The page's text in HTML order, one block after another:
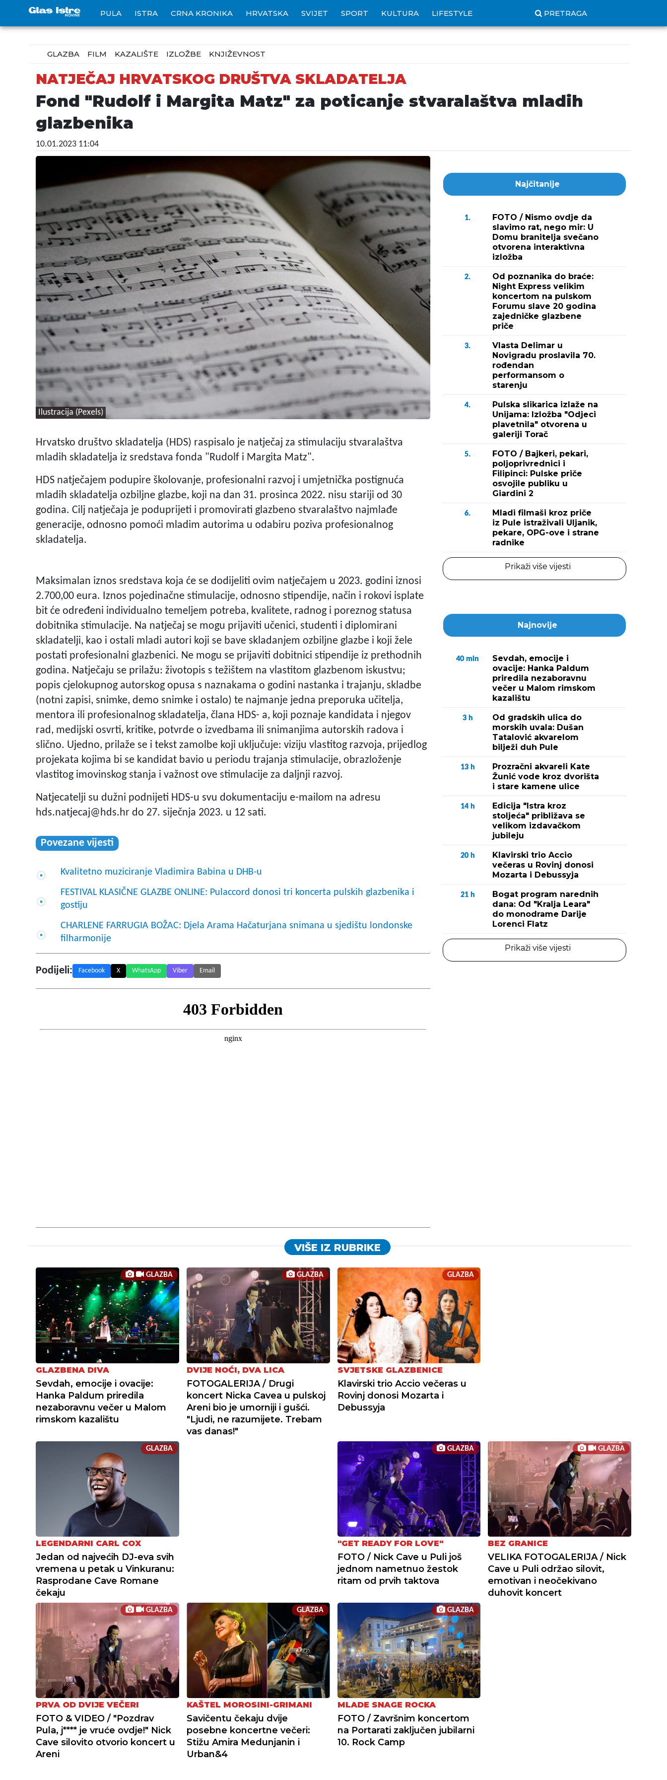
PULA ISTRA CRNA KRONIKA HRVATSKA SVIJET SPORT KULTURA LIFESTYLE PRETRAGA
GLAZBA FILM KAZALIŠTE IZLOŽBE KNJIŽEVNOST
NATJEČAJ HRVATSKOG DRUŠTVA SKLADATELJA
Fond "Rudolf i Margita Matz" za poticanje stvaralaštva mladih
glazbenika
10.01.2023 11:04
Ilustracija (Pexels)
Hrvatsko društvo skladatelja (HDS) raspisalo je natječaj za stimulaciju stvaralaštva
mladih skladatelja iz sredstava fonda "Rudolf i Margita Matz".
HDS natječajem podupire školovanje, profesionalni razvoj i umjetnička postignuća
mladih skladatelja ozbiljne glazbe, koji na dan 31. prosinca 2022. nisu stariji od 30
godina. Cilj natječaja je poduprijeti i promovirati glazbeno stvaralaštvo najmlađe
generacije, odnosno pomoći mladim autorima u odabiru poziva profesionalnog
skladatelja.
Maksimalan iznos sredstava koja će se dodijeliti ovim natječajem u 2023. godini iznosi
2.700,00 eura. Iznos pojedinačne stimulacije, odnosno stipendije, način i rokovi isplate
bit će određeni individualno temeljem potreba, kvalitete, radnog i poreznog statusa
dobitnika stimulacije. Na natječaj se mogu prijaviti učenici, studenti i diplomirani
skladatelji, kao i ostali mladi autori koji se bave skladanjem ozbiljne glazbe i koji žele
postati profesionalni glazbenici. Ne mogu se prijaviti dobitnici stipendije iz prethodnih
godina. Natječaju se prilažu: životopis s težištem na vlastitom glazbenom iskustvu;
popis cjelokupnog autorskog opusa s naznakama o godini nastanka i trajanju, skladbe
(notni zapisi, snimke, demo snimke i ostalo) te najmanje jedna preporuka učitelja,
mentora ili profesionalnog skladatelja, člana HDS- a, koji poznaje kandidata i njegov
rad, medijski osvrti, kritike, potvrde o izvedbama ili snimanjima autorskih radova i
slično. Ujedno, prilaže se i tekst zamolbe koji uključuje: viziju vlastitog razvoja, prijedlog
projekata kojima bi se kandidat bavio u periodu trajanja stimulacije, obrazloženje
vlastitog imovinskog stanja i važnost ove stimulacije za daljnji razvoj.
Natjecatelji su dužni podnijeti HDS-u svu dokumentaciju e-mailom na adresu
hds.natjecaj@hds.hr do 27. siječnja 2023. u 12 sati.
Povezane vijesti
Kvalitetno muziciranje Vladimira Babina u DHB-u
FESTIVAL KLASIČNE GLAZBE ONLINE: Pulaccord donosi tri koncerta pulskih glazbenika i
gostiju
CHARLENE FARRUGIA BOŽAC: Djela Arama Hačaturjana snimana u sjedištu londonske
filharmonije
Podijeli: Facebook X WhatsApp Viber Email
Najčitanije
1.
FOTO / Nismo ovdje da
slavimo rat, nego mir: U
Domu branitelja svečano
otvorena interaktivna
izložba
2.
Od poznanika do braće:
Night Express velikim
koncertom na pulskom
Forumu slave 20 godina
zajedničke glazbene
priče
3.
Vlasta Delimar u
Novigradu proslavila 70.
rođendan
performansom o
starenju
4.
Pulska slikarica izlaže na
Unijama: Izložba "Odjeci
plavetnila" otvorena u
galeriji Torač
5.
FOTO / Bajkeri, pekari,
poljoprivrednici i
Filipinci: Pulske priče
osvojile publiku u
Giardini 2
6.
Mladi filmaši kroz priče
iz Pule istraživali Uljanik,
pekare, OPG-ove i strane
radnike
Prikaži više vijesti
Najnovije
40 min
Sevdah, emocije i
ovacije: Hanka Paldum
priredila nezaboravnu
večer u Malom rimskom
kazalištu
3 h
Od gradskih ulica do
morskih uvala: Dušan
Tatalović akvarelom
bilježi duh Pule
13 h
Prozračni akvareli Kate
Žunić vode kroz dvorišta
i stare kamene ulice
14 h
Edicija "Istra kroz
stoljeća" približava se
velikom izdavačkom
jubileju
20 h
Klavirski trio Accio
večeras u Rovinj donosi
Mozarta i Debussyja
21 h
Bogat program narednih
dana: Od "Kralja Leara"
do monodrame Darije
Lorenci Flatz
Prikaži više vijesti
VIŠE IZ RUBRIKE
GLAZBA
GLAZBENA DIVA
Sevdah, emocije i ovacije:
Hanka Paldum priredila
nezaboravnu večer u Malom
rimskom kazalištu
GLAZBA
DVIJE NOĆI, DVA LICA
FOTOGALERIJA / Drugi
koncert Nicka Cavea u pulskoj
Areni bio je umorniji i gušći.
"Ljudi, ne razumijete. Trebam
vas danas!"
GLAZBA
SVJETSKE GLAZBENICE
Klavirski trio Accio večeras u
Rovinj donosi Mozarta i
Debussyja
GLAZBA
LEGENDARNI CARL COX
Jedan od najvećih DJ-eva svih
vremena u petak u Vinkuranu:
Rasprodane Cave Romane
čekaju
GLAZBA
"GET READY FOR LOVE"
FOTO / Nick Cave u Puli još
jednom nametnuo žestok
ritam od prvih taktova
GLAZBA
BEZ GRANICE
VELIKA FOTOGALERIJA / Nick
Cave u Puli održao silovit,
emotivan i neočekivano
duhovit koncert
GLAZBA
PRVA OD DVIJE VEČERI
FOTO & VIDEO / "Pozdrav
Pula, j**** je vruće ovdje!" Nick
Cave silovito otvorio koncert u
Areni
GLAZBA
KAŠTEL MOROSINI-GRIMANI
Savičentu čekaju dvije
posebne koncertne večeri:
Stižu Amira Medunjanin i
Urban&4
GLAZBA
MLADE SNAGE ROCKA
FOTO / Završnim koncertom
na Portarati zaključen jubilarni
10. Rock Camp